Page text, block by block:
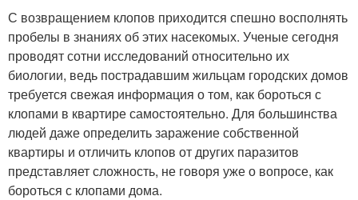
С возвращением клопов приходится спешно восполнять
пробелы в знаниях об этих насекомых. Ученые сегодня
проводят сотни исследований относительно их
биологии, ведь пострадавшим жильцам городских домов
требуется свежая информация о том, как бороться с
клопами в квартире самостоятельно. Для большинства
людей даже определить заражение собственной
квартиры и отличить клопов от других паразитов
представляет сложность, не говоря уже о вопросе, как
бороться с клопами дома.